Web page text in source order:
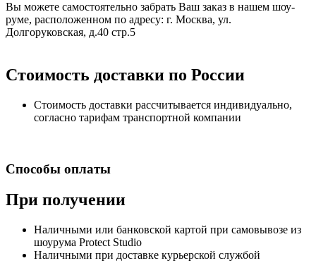
Вы можете самостоятельно забрать Ваш заказ в нашем шоу-
руме, расположенном по адресу: г. Москва, ул.
Долгоруковская, д.40 стр.5
Стоимость доставки по России
Стоимость доставки рассчитывается индивидуально,
согласно тарифам транспортной компании
Способы оплаты
При получении
Наличными или банковской картой при самовывозе из
шоурума Protect Studio
Наличными при доставке курьерской службой